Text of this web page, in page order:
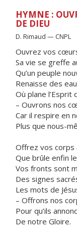
HYMNE :
DE DIEU
D. Rimaud — CNPL
Ouvrez vos
Sa vie se greffe
Qu’un peuple
Renaisse des
Où plane
– Ouvrons nos
Car il respire en
Plus que nous-
Offrez vos corps
Que brûle enfin
Vos fronts sont
Des signes
Les mots de
– Offrons nos
Pour qu’ils
De notre Gloire.